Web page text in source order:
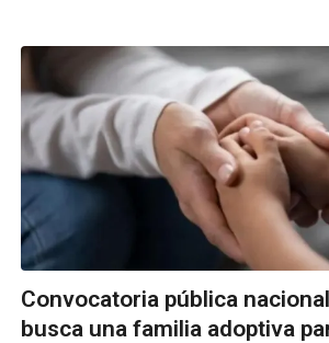
Convocatoria pública
busca una familia adoptiva